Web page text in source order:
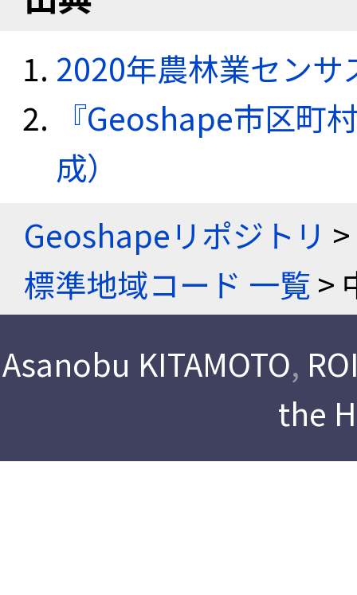
2020年農林業セン
『Geoshape市区町
成）
Geoshapeリポジトリ >
標準地域コード 一覧>
Asanobu KITAMOTO,
the